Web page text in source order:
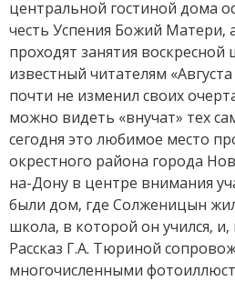
центральной гостиной дома
честь Успения Божий Матери,
проходят занятия
известный читателям
почти не изменил своих
можно видеть «внучат» тех
сегодня это любимое место
окрестного района города
на-Дону в центре внимания
были дом, где Солженицын
школа, в которой он учился,
Рассказ Г.А. Тюриной
многочисленными